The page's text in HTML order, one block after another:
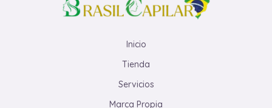
Inicio
Tienda
Servicios
Marca Propia